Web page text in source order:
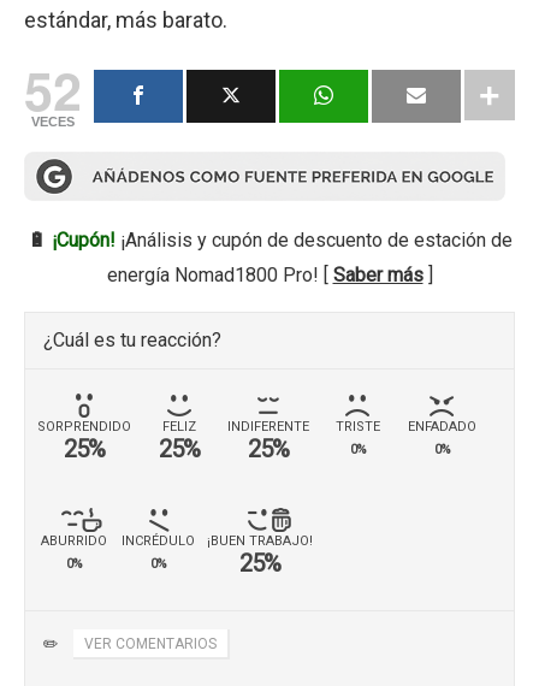
estándar, más barato.
52
VECES
🔋 ¡Cupón! ¡Análisis y cupón de descuento de estación de
energía Nomad1800 Pro! [ Saber más]
¿Cuál es tu reacción?
SORPRENDIDO
25%
FELIZ
25%
INDIFERENTE
25%
TRISTE
0%
ENFADADO
0%
ABURRIDO
0%
INCRÉDULO
0%
¡BUEN TRABAJO!
25%
✏️ VER COMENTARIOS